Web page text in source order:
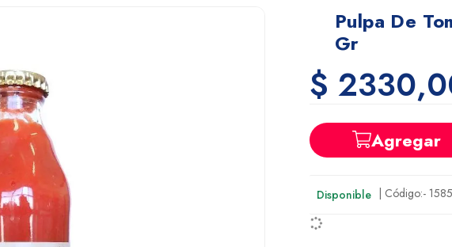
Pulpa De
Gr
$
Agregar
Disponible | Código:-